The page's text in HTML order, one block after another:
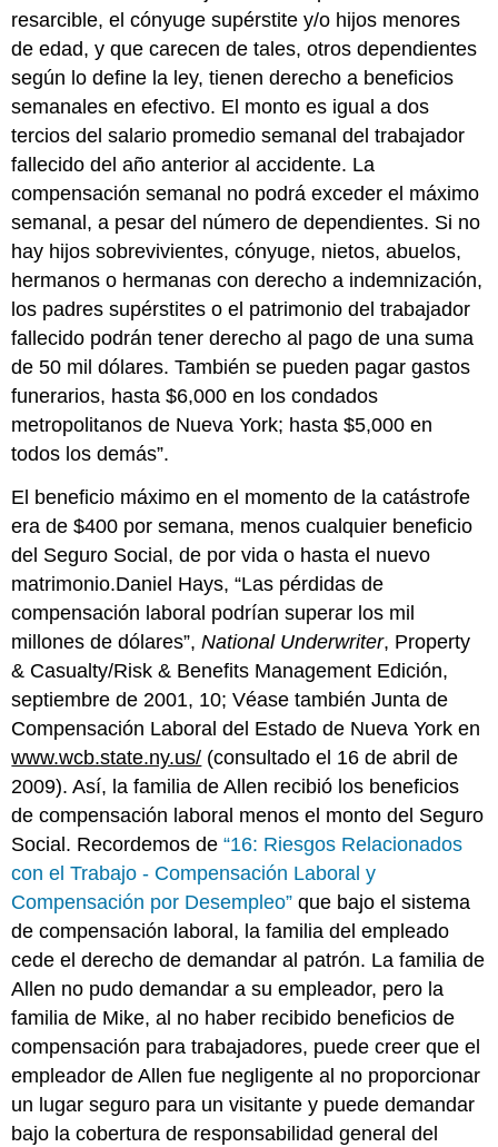
resarcible, el cónyuge supérstite y/o hijos menores
de edad, y que carecen de tales, otros dependientes
según lo define la ley, tienen derecho a beneficios
semanales en efectivo. El monto es igual a dos
tercios del salario promedio semanal del trabajador
fallecido del año anterior al accidente. La
compensación semanal no podrá exceder el máximo
semanal, a pesar del número de dependientes. Si no
hay hijos sobrevivientes, cónyuge, nietos, abuelos,
hermanos o hermanas con derecho a indemnización,
los padres supérstites o el patrimonio del trabajador
fallecido podrán tener derecho al pago de una suma
de 50 mil dólares. También se pueden pagar gastos
funerarios, hasta $6,000 en los condados
metropolitanos de Nueva York; hasta $5,000 en
todos los demás”.
El beneficio máximo en el momento de la catástrofe
era de $400 por semana, menos cualquier beneficio
del Seguro Social, de por vida o hasta el nuevo
matrimonio.Daniel Hays, “Las pérdidas de
compensación laboral podrían superar los mil
millones de dólares”,National Underwriter, Property
& Casualty/Risk & Benefits Management Edición,
septiembre de 2001, 10; Véase también Junta de
Compensación Laboral del Estado de Nueva York en
www.wcb.state.ny.us/ (consultado el 16 de abril de
2009). Así, la familia de Allen recibió los beneficios
de compensación laboral menos el monto del Seguro
Social. Recordemos de“16: Riesgos Relacionados
con el Trabajo - Compensación Laboral y
Compensación por Desempleo” que bajo el sistema
de compensación laboral, la familia del empleado
cede el derecho de demandar al patrón. La familia de
Allen no pudo demandar a su empleador, pero la
familia de Mike, al no haber recibido beneficios de
compensación para trabajadores, puede creer que el
empleador de Allen fue negligente al no proporcionar
un lugar seguro para un visitante y puede demandar
bajo la cobertura de responsabilidad general del